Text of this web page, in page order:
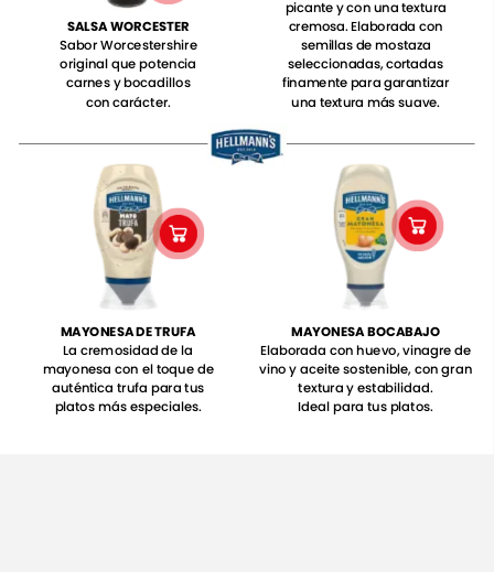
picanteyconunatextura
cremosa.Elaborada con
semillasdemostaza
seleccionadas,cortadas
finamenteparagarantizar
una textura mássuave.
MAYONESADETRUFA
La cremosidad de la
mayonesa con eltoquede
auténtica trufa para tus
platosmásespeciales.
MAYONESABOCABAJO
Elaborada con huevo,vinagrede
vinoyaceitesostenible,con gran
textura yestabilidad.
Idealpara tusplatos.
SALSAWORCESTER
SaborWorcestershire
originalque potencia
carnesybocadillos
con carácter.